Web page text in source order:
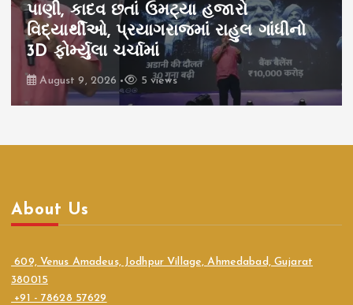
પાણી, કાદવ છતાં ઉમટ્યા હજારો
વિદ્યાર્થીઓ, પ્રયાગરાજમાં રાહુલ ગાંધીનો
3D ફોર્મ્યુલા ચર્ચામાં
August 9, 2026 5 views
About Us
609, Venus Amadeus, Jodhpur Village, Ahmedabad, Gujarat
380015
+91 - 78628 57629